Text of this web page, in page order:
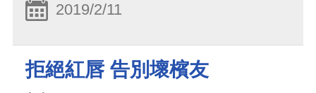
2019/2/11
拒絕紅唇 告別壞檳友